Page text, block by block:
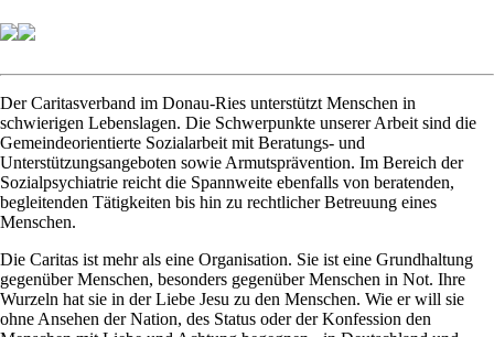
Der Caritasverband im Donau-Ries unterstützt Menschen in
schwierigen Lebenslagen. Die Schwerpunkte unserer Arbeit sind die
Gemeindeorientierte Sozialarbeit mit Beratungs- und
Unterstützungsangeboten sowie Armutsprävention. Im Bereich der
Sozialpsychiatrie reicht die Spannweite ebenfalls von beratenden,
begleitenden Tätigkeiten bis hin zu rechtlicher Betreuung eines
Menschen.
Die Caritas ist mehr als eine Organisation. Sie ist eine Grundhaltung
gegenüber Menschen, besonders gegenüber Menschen in Not. Ihre
Wurzeln hat sie in der Liebe Jesu zu den Menschen. Wie er will sie
ohne Ansehen der Nation, des Status oder der Konfession den